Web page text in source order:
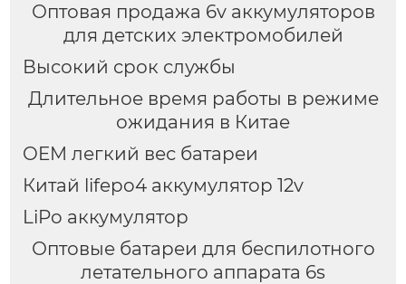
Оптовая продажа 6v аккумуляторов
для детских электромобилей
Высокий срок службы
Длительное время работы в режиме
ожидания в Китае
OEM легкий вес батареи
Китай lifepo4 аккумулятор 12v
LiPo аккумулятор
Оптовые батареи для беспилотного
летательного аппарата 6s